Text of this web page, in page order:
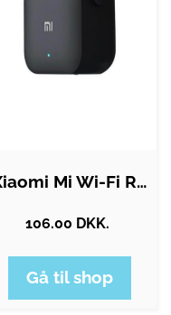
Xiaomi Mi Wi-Fi Range Extender Pro
106.00 DKK.
Gå til shop